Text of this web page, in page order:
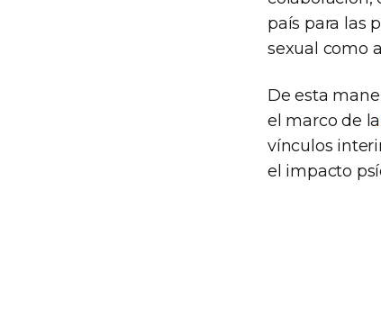
país para las
sexual como
De esta
el marco de la
vínculos
el impacto